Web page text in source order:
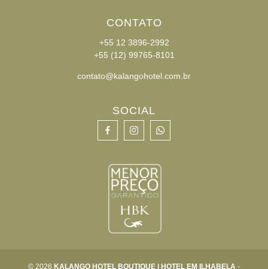
CONTATO
+55 12 3896-2992
+55 (12) 99765-8101
contato@kalangohotel.com.br
SOCIAL
© 2026 KALANGO HOTEL BOUTIQUE | HOTEL EM ILHABELA -